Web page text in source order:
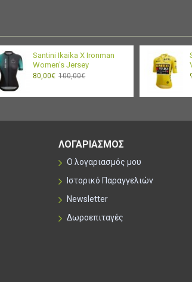
Santini Ikaika X Ironman
Women's Jersey
80,00€ 100,00€
ΛΟΓΑΡΙΑΣΜΟΣ
Ο λογαριασμός μου
Ιστορικό Παραγγελιών
Newsletter
Δωροεπιταγές